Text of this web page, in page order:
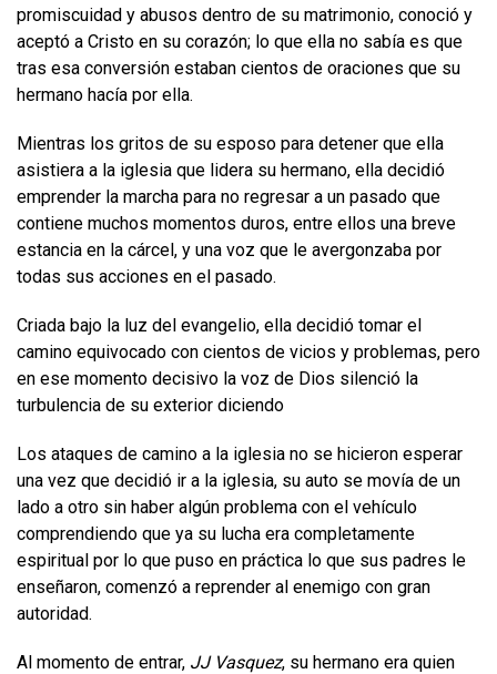
promiscuidad y abusos dentro de su matrimonio, conoció y
aceptó a Cristo en su corazón; lo que ella no sabía es que
tras esa conversión estaban cientos de oraciones que su
hermano hacía por ella.
Mientras los gritos de su esposo para detener que ella
asistiera a la iglesia que lidera su hermano, ella decidió
emprender la marcha para no regresar a un pasado que
contiene muchos momentos duros, entre ellos una breve
estancia en la cárcel, y una voz que le avergonzaba por
todas sus acciones en el pasado.
Criada bajo la luz del evangelio, ella decidió tomar el
camino equivocado con cientos de vicios y problemas, pero
en ese momento decisivo la voz de Dios silenció la
turbulencia de su exterior diciendo
Los ataques de camino a la iglesia no se hicieron esperar
una vez que decidió ir a la iglesia, su auto se movía de un
lado a otro sin haber algún problema con el vehículo
comprendiendo que ya su lucha era completamente
espiritual por lo que puso en práctica lo que sus padres le
enseñaron, comenzó a reprender al enemigo con gran
autoridad.
Al momento de entrar, JJ Vasquez, su hermano era quien